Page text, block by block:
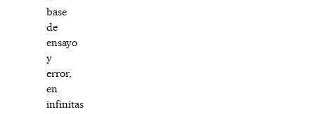
base
de
ensayo
y
error,
en
infinitas